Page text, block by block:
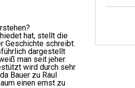
hat, stellt die
Geschichte schreibt.
dargestellt
man seit jeher.
wird durch sehr
Bauer zu Raul
einen ernst zu